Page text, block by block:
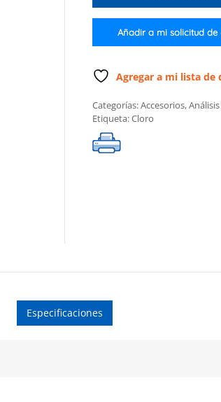
Check
para
intervalo
alto
cantidad
Añadir a mi solicitud de
Agregar a mi lista de
Categorías:Accesorios,
Etiqueta:Cloro
Especificaciones